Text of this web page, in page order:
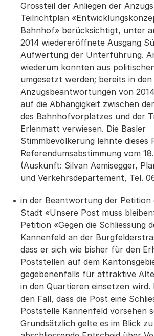
Grossteil der Anliegen der
Teilrichtplan
Bahnhof» berücksichtigt, unter
2014 wiedereröffnete Ausgang
Aufwertung der Unterführung.
wiederum konnten aus
umgesetzt werden; bereits in den
Anzugsbeantwortungen von
auf die Abhängigkeit zwischen
des Bahnhofvorplatzes und der
Erlenmatt verwiesen. Die Basler
Stimmbevölkerung lehnte dieses
Referendumsabstimmung vom
(Auskunft: Silvan Aemisegger,
und Verkehrsdepartement, Tel.
in der Beantwortung der Petition
Stadt «Unsere Post muss
Petition «Gegen die Schliessung
Kannenfeld an der
dass er sich wie bisher für den
Poststellen auf dem
gegebenenfalls für attraktive
in den Quartieren einsetzen
den Fall, dass die Post eine
Poststelle Kannenfeld vorsehen
Grundsätzlich gelte es im Blick